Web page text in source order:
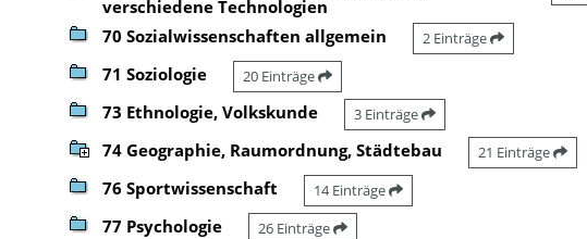
verschiedene Technologien
70 Sozialwissenschaften allgemein 2 Einträge
71 Soziologie 20 Einträge
73 Ethnologie, Volkskunde 3 Einträge
74 Geographie, Raumordnung, Städtebau 21 Einträge
76 Sportwissenschaft 14 Einträge
77 Psychologie 26 Einträge